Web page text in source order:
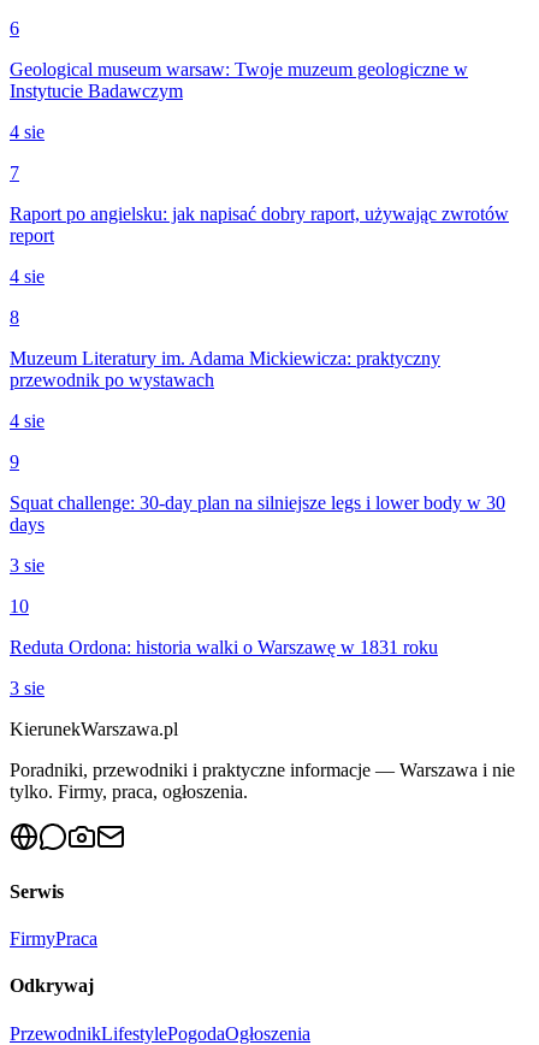
6
Geological museum warsaw: Twoje muzeum geologiczne w
Instytucie Badawczym
4 sie
7
Raport po angielsku: jak napisać dobry raport, używając zwrotów
report
4 sie
8
Muzeum Literatury im. Adama Mickiewicza: praktyczny
przewodnik po wystawach
4 sie
9
Squat challenge: 30-day plan na silniejsze legs i lower body w 30
days
3 sie
10
Reduta Ordona: historia walki o Warszawę w 1831 roku
3 sie
KierunekWarszawa.pl
Poradniki, przewodniki i praktyczne informacje — Warszawa i nie
tylko. Firmy, praca, ogłoszenia.
Serwis
FirmyPraca
Odkrywaj
PrzewodnikLifestylePogodaOgłoszenia